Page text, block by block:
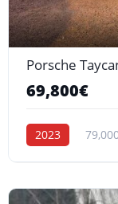
Porsche
69,800€
2023